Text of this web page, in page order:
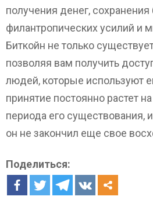
получения денег, сохранения
филантропических усилий и
Биткойн не только
позволяя вам получить
людей, которые используют
принятие постоянно растет
периода его существования,
он не закончил еще свое
Поделиться: